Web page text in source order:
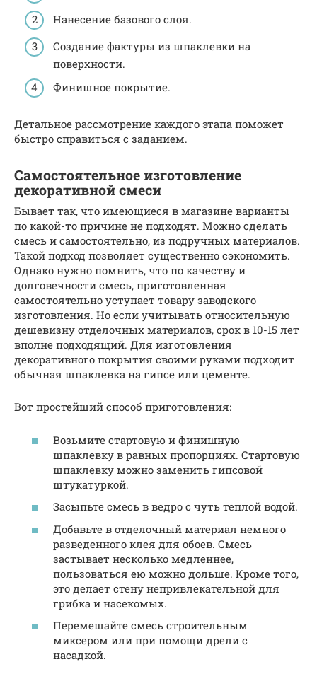
Нанесение базового слоя.
Создание фактуры из шпаклевки на
поверхности.
Финишное покрытие.
Детальное рассмотрение каждого этапа поможет
быстро справиться с заданием.
Самостоятельное изготовление
декоративной смеси
Бывает так, что имеющиеся в магазине варианты
по какой-то причине не подходят. Можно сделать
смесь и самостоятельно, из подручных материалов.
Такой подход позволяет существенно сэкономить.
Однако нужно помнить, что по качеству и
долговечности смесь, приготовленная
самостоятельно уступает товару заводского
изготовления. Но если учитывать относительную
дешевизну отделочных материалов, срок в 10-15 лет
вполне подходящий. Для изготовления
декоративного покрытия своими руками подходит
обычная шпаклевка на гипсе или цементе.
Вот простейший способ приготовления:
Возьмите стартовую и финишную
шпаклевку в равных пропорциях. Стартовую
шпаклевку можно заменить гипсовой
штукатуркой.
Засыпьте смесь в ведро с чуть теплой водой.
Добавьте в отделочный материал немного
разведенного клея для обоев. Смесь
застывает несколько медленнее,
пользоваться ею можно дольше. Кроме того,
это делает стену непривлекательной для
грибка и насекомых.
Перемешайте смесь строительным
миксером или при помощи дрели с
насадкой.